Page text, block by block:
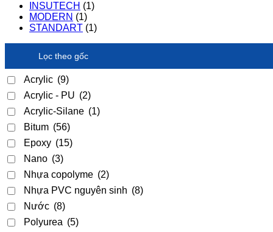
INSUTECH (1)
MODERN (1)
STANDART (1)
Lọc theo gốc
Acrylic (9)
Acrylic - PU (2)
Acrylic-Silane (1)
Bitum (56)
Epoxy (15)
Nano (3)
Nhựa copolyme (2)
Nhựa PVC nguyên sinh (8)
Nước (8)
Polyurea (5)